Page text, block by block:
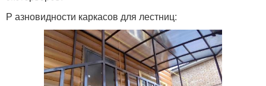
Р азновидности каркасов для лестниц: